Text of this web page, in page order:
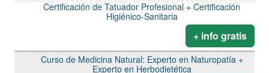
Certificación de Tatuador Profesional + Certificación
Higiénico-Sanitaria
+ info gratis
Curso de Medicina Natural: Experto en Naturopatía +
Experto en Herbodietética